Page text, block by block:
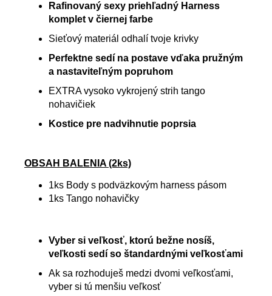
Rafinovaný sexy priehľadný Harness
komplet v čiernej farbe
Sieťový materiál odhalí tvoje krivky
Perfektne sedí na postave vďaka pružným
a nastaviteľným popruhom
EXTRA vysoko vykrojený strih tango
nohavičiek
Kostice pre nadvihnutie poprsia
OBSAH BALENIA (2ks)
1ks Body s podväzkovým harness pásom
1ks Tango nohavičky
Vyber si veľkosť, ktorú bežne nosíš,
veľkosti sedí so štandardnými veľkosťami
Ak sa rozhoduješ medzi dvomi veľkosťami,
vyber si tú menšiu veľkosť